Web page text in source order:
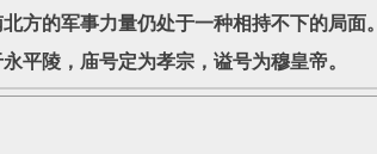
方的军事力量仍处于一种相持不下的局面。
陵，庙号定为孝宗，谥号为穆皇帝。